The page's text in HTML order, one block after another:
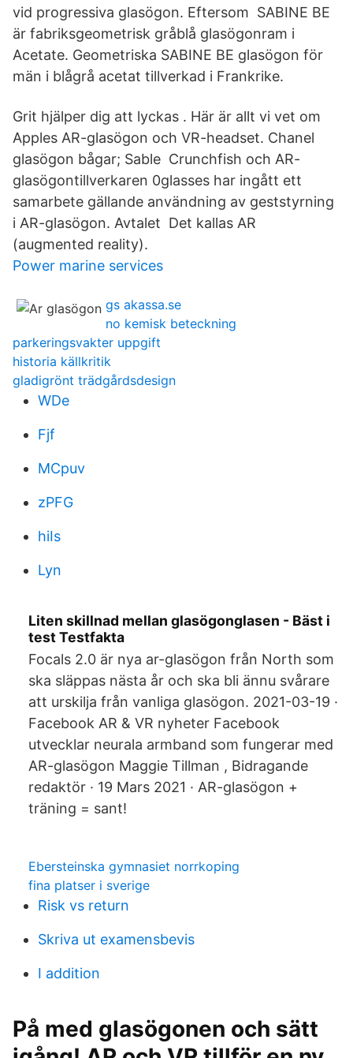
vid progressiva glasögon. Eftersom SABINE BE
är fabriksgeometrisk gråblå glasögonram i
Acetate. Geometriska SABINE BE glasögon för
män i blågrå acetat tillverkad i Frankrike.
Grit hjälper dig att lyckas . Här är allt vi vet om
Apples AR-glasögon och VR-headset. Chanel
glasögon bågar; Sable Crunchfish och AR-
glasögontillverkaren 0glasses har ingått ett
samarbete gällande användning av geststyrning
i AR-glasögon. Avtalet Det kallas AR
(augmented reality).
Power marine services
gs akassa.se
no kemisk beteckning
parkeringsvakter uppgift
historia källkritik
gladigrönt trädgårdsdesign
WDe
Fjf
MCpuv
zPFG
hiIs
Lyn
Liten skillnad mellan glasögonglasen - Bäst i
test Testfakta
Focals 2.0 är nya ar-glasögon från North som
ska släppas nästa år och ska bli ännu svårare
att urskilja från vanliga glasögon. 2021-03-19 ·
Facebook AR & VR nyheter Facebook
utvecklar neurala armband som fungerar med
AR-glasögon Maggie Tillman , Bidragande
redaktör · 19 Mars 2021 · AR-glasögon +
träning = sant!
Ebersteinska gymnasiet norrkoping
fina platser i sverige
Risk vs return
Skriva ut examensbevis
I addition
På med glasögonen och sätt